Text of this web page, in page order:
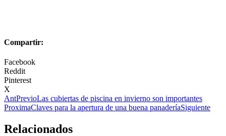
Compartir:
Facebook
Reddit
Pinterest
X
AntPrevioLas cubiertas de piscina en invierno son importantes
ProximaClaves para la apertura de una buena panaderíaSiguiente
Relacionados